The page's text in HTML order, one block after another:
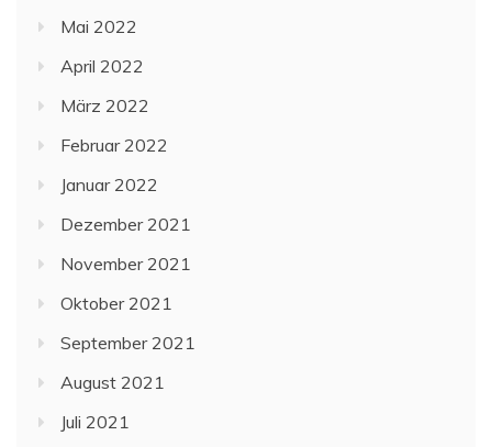
Mai 2022
April 2022
März 2022
Februar 2022
Januar 2022
Dezember 2021
November 2021
Oktober 2021
September 2021
August 2021
Juli 2021